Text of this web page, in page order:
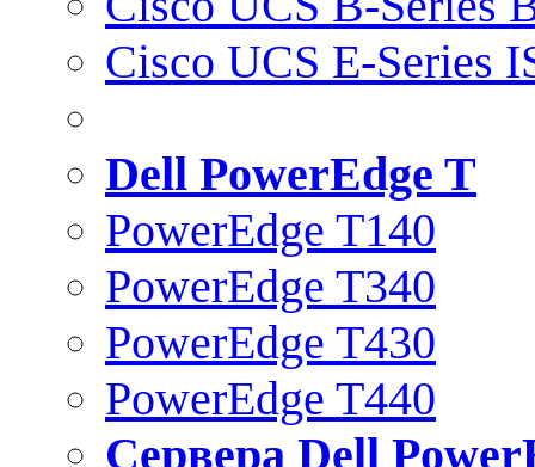
Cisco UCS E-Series
Dell PowerEdge T
PowerEdge T140
PowerEdge T340
PowerEdge T430
PowerEdge T440
Сервера Dell